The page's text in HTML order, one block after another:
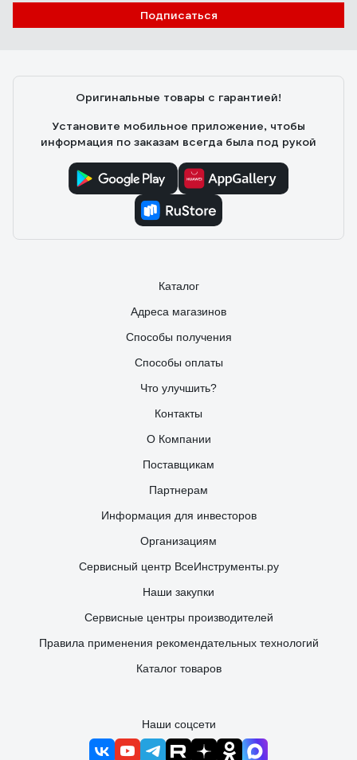
Подписаться
Оригинальные товары с гарантией!
Установите мобильное приложение, чтобы
информация по заказам всегда была под рукой
Каталог
Адреса магазинов
Способы получения
Способы оплаты
Что улучшить?
Контакты
О Компании
Поставщикам
Партнерам
Информация для инвесторов
Организациям
Сервисный центр ВсеИнструменты.ру
Наши закупки
Сервисные центры производителей
Правила применения рекомендательных технологий
Каталог товаров
Наши соцсети